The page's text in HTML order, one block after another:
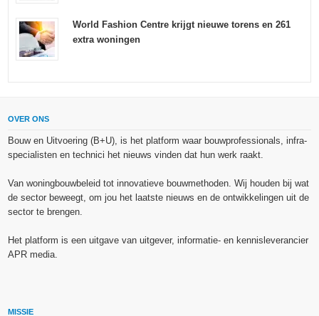
World Fashion Centre krijgt nieuwe torens en 261
extra woningen
OVER ONS
Bouw en Uitvoering (B+U), is het platform waar bouwprofessionals, infra-
specialisten en technici het nieuws vinden dat hun werk raakt.
Van woningbouwbeleid tot innovatieve bouwmethoden. Wij houden bij wat
de sector beweegt, om jou het laatste nieuws en de ontwikkelingen uit de
sector te brengen.
Het platform is een uitgave van uitgever, informatie- en kennisleverancier
APR media.
MISSIE